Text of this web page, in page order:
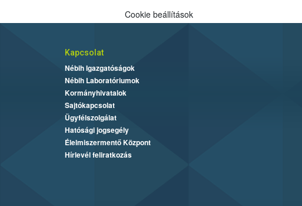
Cookie beállítások
Kapcsolat
Nébih Igazgatóságok
Nébih Laboratóriumok
Kormányhivatalok
Sajtókapcsolat
Ügyfélszolgálat
Hatósági jogsegély
Élelmiszermentő Központ
Hírlevél feliratkozás